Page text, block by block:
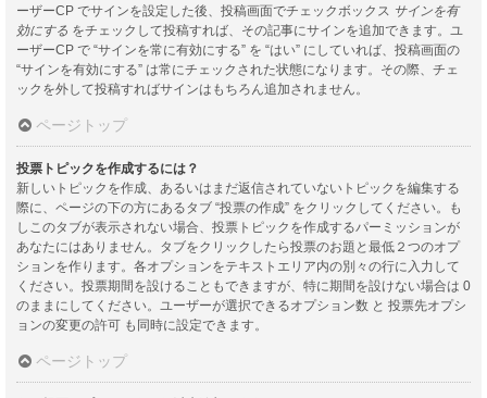
ーザーCP でサインを設定した後、投稿画面でチェックボックス サインを有
効にする をチェックして投稿すれば、その記事にサインを追加できます。ユ
ーザーCP で “サインを常に有効にする” を “はい” にしていれば、投稿画面の
“サインを有効にする” は常にチェックされた状態になります。その際、チェ
ックを外して投稿すればサインはもちろん追加されません。
ページトップ
投票トピックを作成するには？
新しいトピックを作成、あるいはまだ返信されていないトピックを編集する
際に、ページの下の方にあるタブ “投票の作成” をクリックしてください。も
しこのタブが表示されない場合、投票トピックを作成するパーミッションが
あなたにはありません。タブをクリックしたら投票のお題と最低２つのオプ
ションを作ります。各オプションをテキストエリア内の別々の行に入力して
ください。投票期間を設けることもできますが、特に期間を設けない場合は 0
のままにしてください。ユーザーが選択できるオプション数 と 投票先オプシ
ョンの変更の許可 も同時に設定できます。
ページトップ